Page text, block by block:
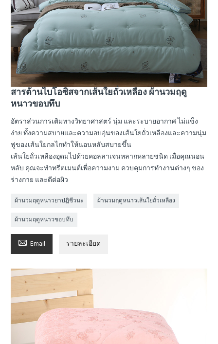
สารต้านไบโอซิสจากเส้นใยถั่วเหลือง ผ้านวมฤดู
หนาวขอบทึบ
อัตราส่วนการเติมทางวิทยาศาสตร์ นุ่ม และระบายอากาศ ไม่แข็ง
ง่าย ทั้งความสบายและความอบอุ่นของเส้นใยถั่วเหลืองและความนุ่ม
ฟูของเส้นใยกลไกทำให้นอนหลับสบายขึ้น
เส้นใยถั่วเหลืองอุดมไปด้วยคอลลาเจนหลากหลายชนิด เมื่อคุณนอน
หลับ คุณจะทำทรีตเมนต์เพื่อความงาม ควบคุมการทำงานต่างๆ ของ
ร่างกาย และดีต่อผิว
ผ้านวมฤดูหนาวยาปฏิชีวนะ
ผ้านวมฤดูหนาวเส้นใยถั่วเหลือง
ผ้านวมฤดูหนาวขอบทึบ
 Email รายละเอียด